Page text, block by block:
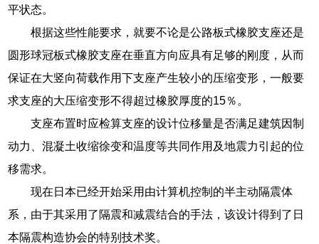
平状态。
根据这些性能要求，就要不论是公路板式橡胶支座还是
圆形球冠板式橡胶支座在垂直方向应具有足够的刚度，从而
保证在大竖向荷载作用下支座产生较小的压缩变形，一般要
求支座的大压缩变形不得超过橡胶厚度的15％。
支座布置时应检算支座的设计位移量是否满足建筑因制
动力、混凝土收缩徐变和温度等共同作用及地震力引起的位
移需求。
现在日本已经开始采用由计算机控制的半主动隔震体
系，由于其采用了隔震和减震结合的手法，该设计得到了日
本隔震构造协会的特别技术奖。